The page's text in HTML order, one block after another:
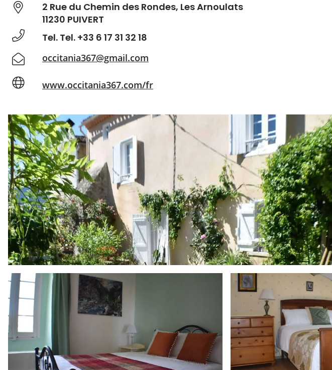
2 Rue du Chemin des Rondes, Les Arnoulats
11230 PUIVERT
Tel. Tel. +33 6 17 31 32 18
occitania367@gmail.com
www.occitania367.com/fr